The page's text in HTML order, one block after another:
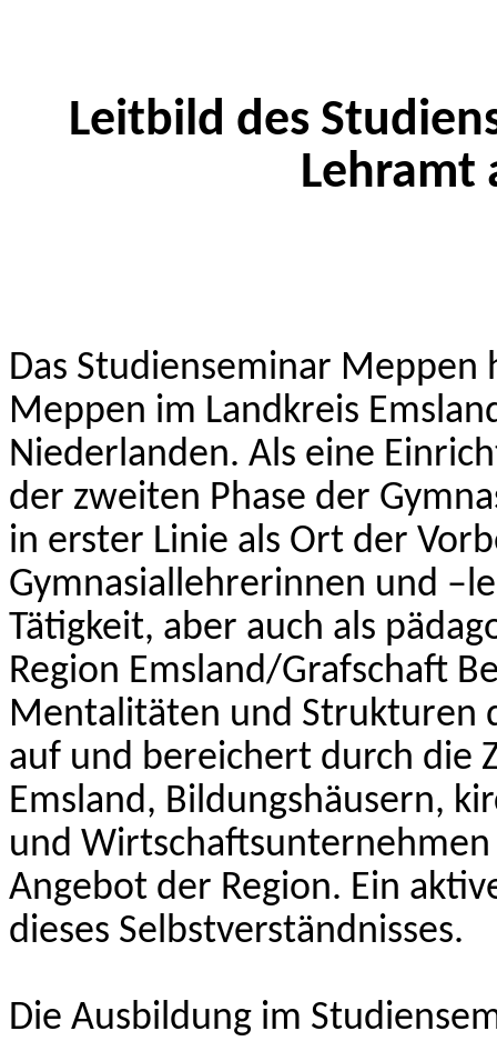
Leitbild des
Lehramt
Das Studienseminar Meppen
Meppen im Landkreis
Niederlanden. Als eine
der zweiten Phase der
in erster Linie als Ort der
Gymnasiallehrerinnen und
Tätigkeit, aber auch als
Region Emsland/Grafschaft
Mentalitäten und Strukturen
auf und bereichert durch die
Emsland, Bildungshäusern,
und
Angebot der Region. Ein
dieses Selbstverständnisses.
Die Ausbildung im